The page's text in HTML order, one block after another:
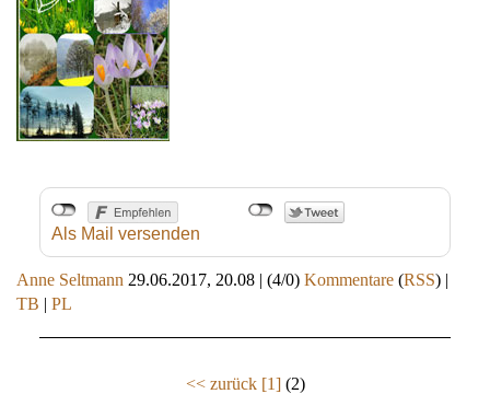
Als Mail versenden
Anne Seltmann 29.06.2017, 20.08 | (4/0) Kommentare (RSS) |
TB | PL
<< zurück [1] (2)